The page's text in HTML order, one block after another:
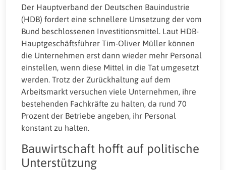
Der Hauptverband der Deutschen Bauindustrie
(HDB) fordert eine schnellere Umsetzung der vom
Bund beschlossenen Investitionsmittel. Laut HDB-
Hauptgeschäftsführer Tim-Oliver Müller können
die Unternehmen erst dann wieder mehr Personal
einstellen, wenn diese Mittel in die Tat umgesetzt
werden. Trotz der Zurückhaltung auf dem
Arbeitsmarkt versuchen viele Unternehmen, ihre
bestehenden Fachkräfte zu halten, da rund 70
Prozent der Betriebe angeben, ihr Personal
konstant zu halten.
Bauwirtschaft hofft auf politische
Unterstützung